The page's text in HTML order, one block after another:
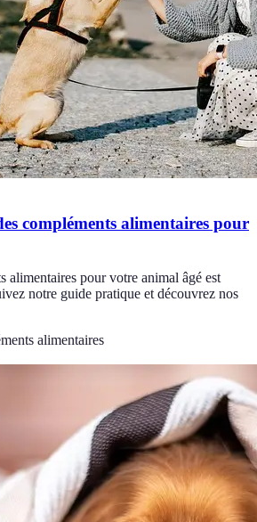
compléments alimentaires pour
alimentaires pour votre animal âgé est
notre guide pratique et découvrez nos
alimentaires